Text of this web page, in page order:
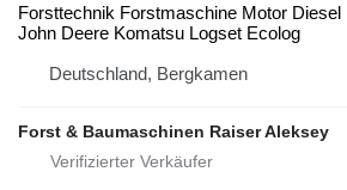
Forsttechnik Forstmaschine Motor Diesel
John Deere Komatsu Logset Ecolog
Deutschland, Bergkamen
Forst & Baumaschinen Raiser Aleksey